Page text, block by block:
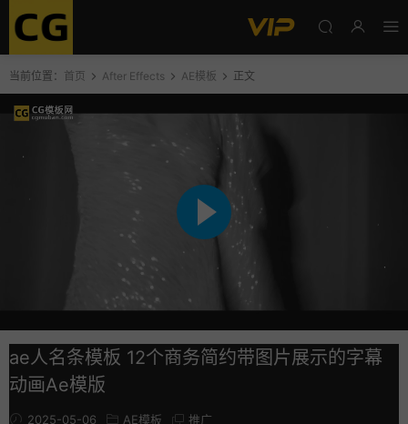
当前位置： 首页 After Effects AE模板 正文
ae人名条模板 12个商务简约带图片展示的字幕
动画Ae模版
2025-05-06 AE模板 推广